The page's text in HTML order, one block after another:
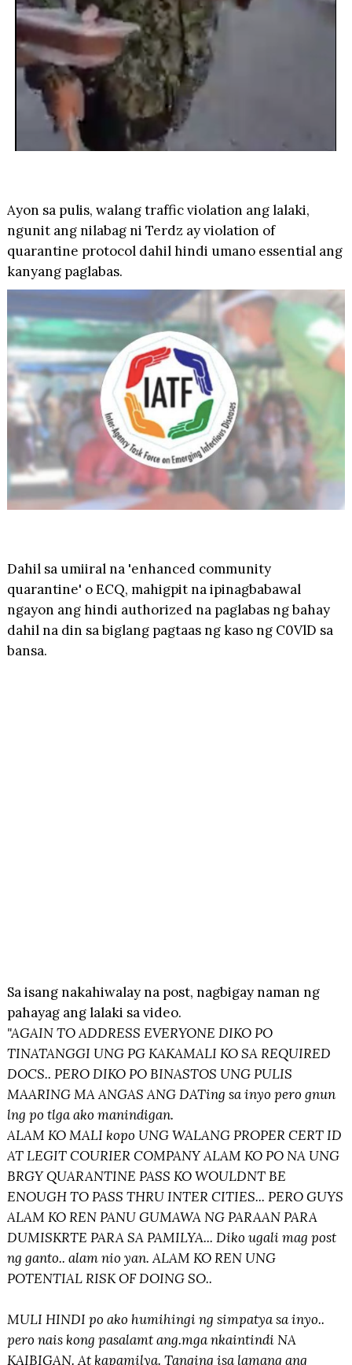
Ayon sa pulis, walang traffic violation ang lalaki,
ngunit ang nilabag ni Terdz ay violation of
quarantine protocol dahil hindi umano essential ang
kanyang paglabas.
Dahil sa umiiral na 'enhanced community
quarantine' o ECQ, mahigpit na ipinagbabawal
ngayon ang hindi authorized na paglabas ng bahay
dahil na din sa biglang pagtaas ng kaso ng C0VlD sa
bansa.
Sa isang nakahiwalay na post, nagbigay naman ng
pahayag ang lalaki sa video.
"AGAIN TO ADDRESS EVERYONE DIKO PO
TINATANGGI UNG PG KAKAMALI KO SA REQUIRED
DOCS.. PERO DIKO PO BINASTOS UNG PULIS
MAARING MA ANGAS ANG DATing sa inyo pero gnun
lng po tlga ako manindigan.
ALAM KO MALI kopo UNG WALANG PROPER CERT ID
AT LEGIT COURIER COMPANY ALAM KO PO NA UNG
BRGY QUARANTINE PASS KO WOULDNT BE
ENOUGH TO PASS THRU INTER CITIES... PERO GUYS
ALAM KO REN PANU GUMAWA NG PARAAN PARA
DUMISKRTE PARA SA PAMILYA... Diko ugali mag post
ng ganto.. alam nio yan. ALAM KO REN UNG
POTENTIAL RISK OF DOING SO..
MULI HINDI po ako humihingi ng simpatya sa inyo..
pero nais kong pasalamt ang.mga nkaintindi NA
KAIBIGAN. At kapamilya. Tanging isa lamang ang